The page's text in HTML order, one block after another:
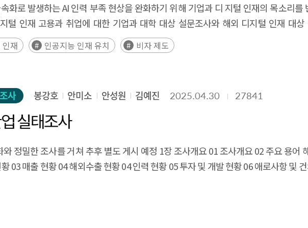
AI Basic Society policies. First, in terms of building social consensus,
platforms where diverse stakeholders participate through
twin-based living labs can enable AI technologies for solving social problems
and avatar-based counseling, while medical accessibility can be
simulations using patient digital twins. Furthermore, to respond to AI-
allow individuals to experience and respond to simulated crime scenarios in
access AI education and practical experience, thereby reducing AI education
as both a spatial infrastructure and a policy experimentation platform for
public deliberation spaces, experimentation for solving social problems,
of public safety, and strengthening of educational capabilities.
is currently in its early adoption phase, societal expectations and
this is a critical moment for policy intervention to balance
need for policy measures to strengthen industrial ecosystem
centered computing, and develop inclusive policies to address emerging
will serve as critical instruments for sustaining long-term AI
and implemented based on the recognition that the competitiveness of
at strengthening the overall AI ecosystem.
prompting countries to adopt distinct governance, strategy,
the European Union, China, and Japan—and emerging economies such
and assessing their implications for global markets and corporate
guidelines and productivity gains. Saudi Arabia links centralized
companies to proactively identify country- and technology-specific
under discussion—so firms can better assess compliance risks and
화로 발생하는 AI 인력 부족 현상을 완화하기 위해 기업과 디 지털 인재의 목소리
털 인재 고용과 취업에 대한 기업과 대학 대상 설문조사와 해외 디지털 인재 대
출하였다. 설문조사 결과 기업은 채용할 수 있는 국내 인재가 부족하며 해외 디지
로 파악되었다. 기업과 대학은 해외 인재 정보 획득, 의사소통, 비자 취득에 어려움
트업 기업을 대상으 로 각 기업의 애로사항을 해결하기 위한 맞춤형 지원 정책 마
리어 발전 가능성, 안정적인 가족 동반 환경 등을 구직의 중요 요인으로 검토하
사와 해외 디지털 인재 심층 인터뷰 결과 기업과 해외 디지털 인재는 유사한 애로
을 위해 사용하는 채널이 다른 현상으로 인해 기업이 해외 인재 정보 획득에 어려
기 위해서는 단편적 정책 지원이 아 닌 전방위적 유입, 정착, 영주를 위한 생태계
춤형 정책과 체계적 지원 시스템 마련이 요구된다. 특히 비자 제 도의 경우는 디지털
자 제도 개선을 통한 디지털 해외 인재의 국내 체류 장애물을 최소화할 필요가 있다.
인재 인공지능 인재 유치 비자 제도
사 봉강호 안미소 안성원 김예진 2025.04.30 27841
실태조사
정밀한 조사를 거쳐 추후 별도 게시 예정 1장 조사개요 01 조사개요 02 주요 용어
03 매출 현황 04 해외수출 현황 04 인력 현황 05 투자 및 개발 현황 06 애로사항 및